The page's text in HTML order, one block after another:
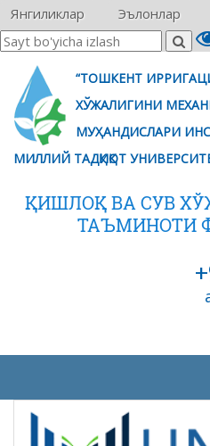
Янгиликлар Эълонлар
“ТОШКЕНТ
ХЎЖАЛИГИНИ
МУҲАНДИСЛАРИ
МИЛЛИЙ ТАДҚИҚОТ
ҚИШЛОҚ ВА СУВ
ТАЪМИНОТИ